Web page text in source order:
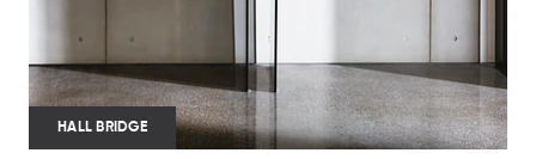
HALL BRIDGE